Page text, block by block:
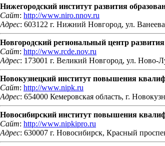
Нижегородский институт развития
Сайт: http://www.niro.nnov.ru
Адрес: 603122 г. Нижний Новгород, ул.
Новгородский региональный центр
Сайт: http://www.rcde.nov.ru
Адрес: 173001 г. Великий Новгород, ул. Ново-
Новокузнецкий институт повышения
Сайт: http://www.nipk.ru
Адрес: 654000 Кемеровская область, г.
Новосибирский институт повышения
Сайт: http://www.nipkipro.ru
Адрес: 630007 г. Новосибирск, Красный